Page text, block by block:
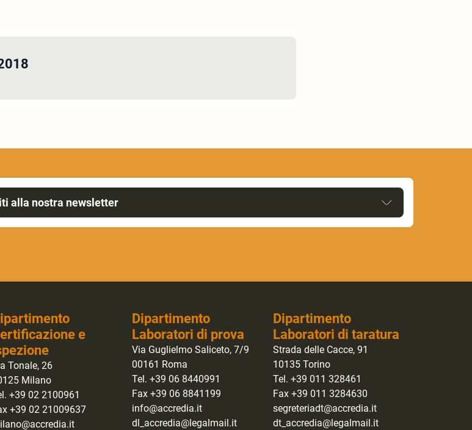
alla nostra newsletter
e
Tonale, 26
Milano
+39 02 2100961
+39 02 21009637
Dipartimento
Laboratori di prova
Via Guglielmo Saliceto, 7/9
00161 Roma
Tel. +39 06 8440991
Fax +39 06 8841199
info@accredia.it
dl_accredia@legalmail.it
Dipartimento
Laboratori di taratura
Strada delle Cacce, 91
10135 Torino
Tel. +39 011 328461
Fax +39 011 3284630
segreteriadt@accredia.it
dt_accredia@legalmail.it